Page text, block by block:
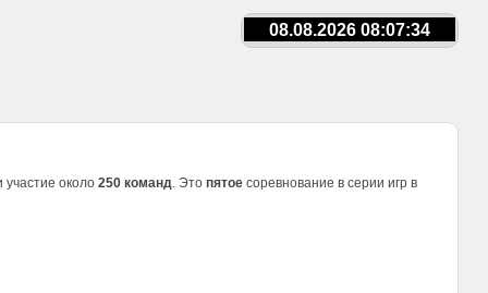
08.08.2026 08:07:34
около 250 команд. Это пятое соревнование в серии игр в